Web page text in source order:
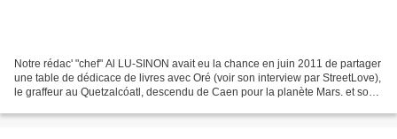
Notre rédac' "chef" Al LU-SINON avait eu la chance en juin 2011 de partager
une table de dédicace de livres avec Oré (voir son interview par StreetLove),
le graffeur au Quetzalcóatl, descendu de Caen pour la planète Mars. et son